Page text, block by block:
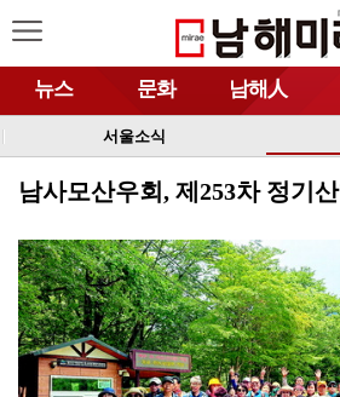
뉴스 문화 남해人
서울소식
남사모산우회, 제253차 정기